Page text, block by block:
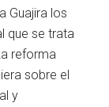
Guajira los
que se trata
reforma
sobre el
y